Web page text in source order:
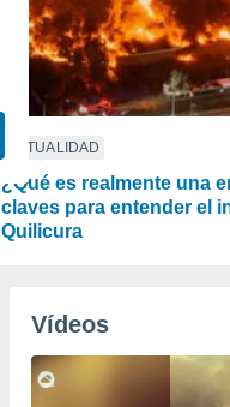
ACTUALIDAD
¿Qué es realmente una
claves para entender el
Quilicura
Vídeos